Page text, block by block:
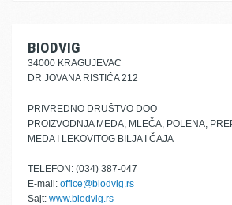
BIODVIG
34000 KRAGUJEVAC
DR JOVANA RISTIĆA 212
PRIVREDNO DRUŠTVO DOO
PROIZVODNJA MEDA, MLEČA, POLENA,
MEDA I LEKOVITOG BILJA I ČAJA
TELEFON: (034) 387-047
E-mail: office@biodvig.rs
Sajt: www.biodvig.rs